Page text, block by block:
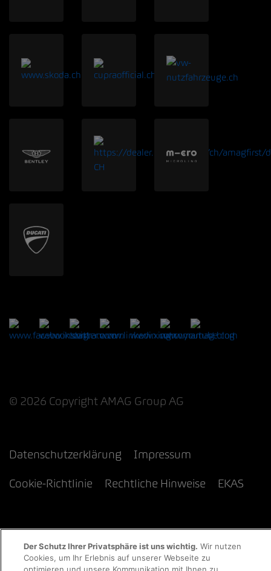
© 2026 Copyright AMAG Group AG
Datenschutzerklärung Impressum
Cookie-Richtlinie Rechtliche Hinweise EKAS
Der Schutz Ihrer Privatsphäre ist uns wichtig. Wir nutzen
Cookies, um Ihr Erlebnis auf unserer Webseite zu